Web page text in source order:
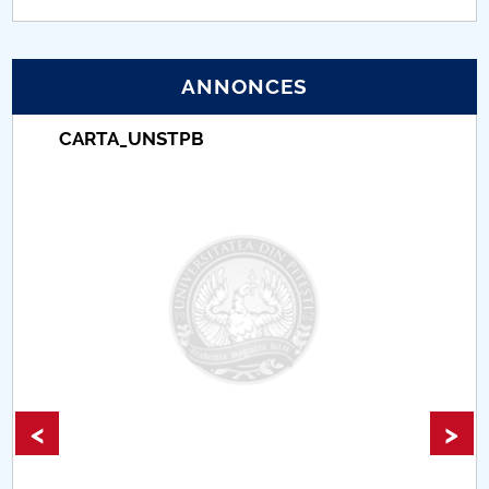
Proiect (PRIM STUD)
Proiect SU-ETIC
Université pour la communauté
Comisie de etica unversitară
Evenimente CUP
ANNONCES
CARTA_UNSTPB
< >